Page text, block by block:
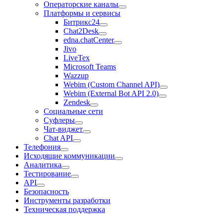
Операторские каналы
Платформы и сервисы
Битрикс24
Chat2Desk
edna.chatCenter
Jivo
LiveTex
Microsoft Teams
Wazzup
Webim (Custom Channel API)
Webim (External Bot API 2.0)
Zendesk
Социальные сети
Суфлеры
Чат-виджет
Chat API
Телефония
Исходящие коммуникации
Аналитика
Тестирование
API
Безопасность
Инструменты разработки
Техническая поддержка